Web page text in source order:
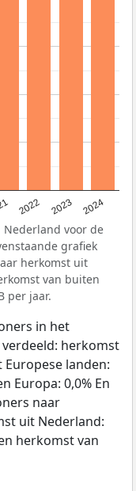
2022 2023 2024
voor de
grafiek
herkomst uit
van buiten
per jaar.
in het
herkomst
landen:
Europa: 0,0% En
naar
uit Nederland:
herkomst van